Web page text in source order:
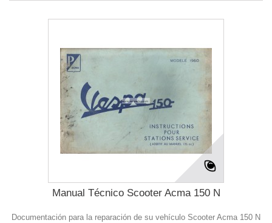
Manual Técnico Scooter Acma 150 N
Documentación para la reparación de su vehículo Scooter Acma 150 N